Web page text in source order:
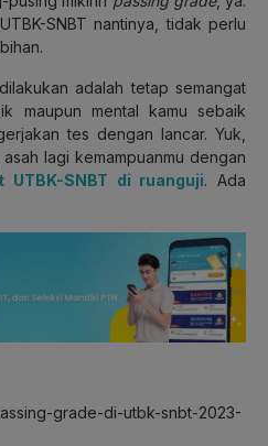
SNBT nantinya, tidak perlu
adalah tetap semangat
maupun mental kamu sebaik
tes dengan lancar. Yuk,
lagi kemampuanmu dengan
UTBK-SNBT di ruanguji. Ada
grade-di-utbk-snbt-2023-